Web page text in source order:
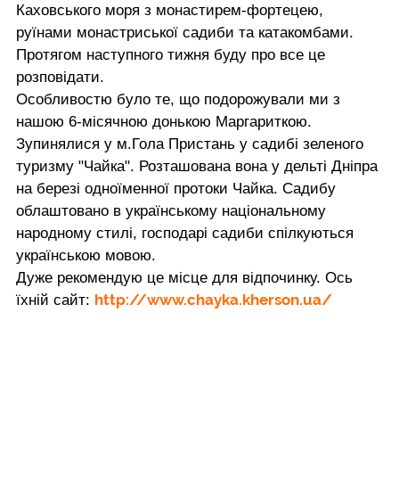
Каховського моря з монастирем-фортецею,
руїнами монастриської садиби та катакомбами.
Протягом наступного тижня буду про все це
розповідати.
Особливостю було те, що подорожували ми з
нашою 6-місячною донькою Маргариткою.
Зупинялися у м.Гола Пристань у садибі зеленого
туризму "Чайка". Розташована вона у дельті Дніпра
на березі одноїменної протоки Чайка. Садибу
облаштовано в українському національному
народному стилі, господарі садиби спілкуються
українською мовою.
Дуже рекомендую це місце для відпочинку. Ось
їхній сайт: http://www.chayka.kherson.ua/